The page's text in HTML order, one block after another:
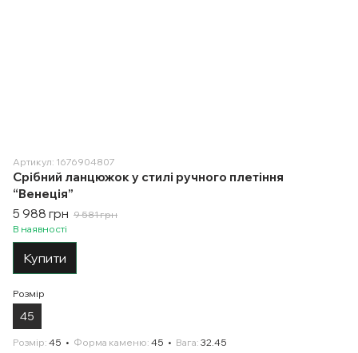
Артикул: 1676904807
Срібний ланцюжок у стилі ручного плетіння
“Венеція”
5 988 грн 9 581 грн
В наявності
Купити
Розмір
45
Розмір 45 Форма каменю 45 Вага 32.45